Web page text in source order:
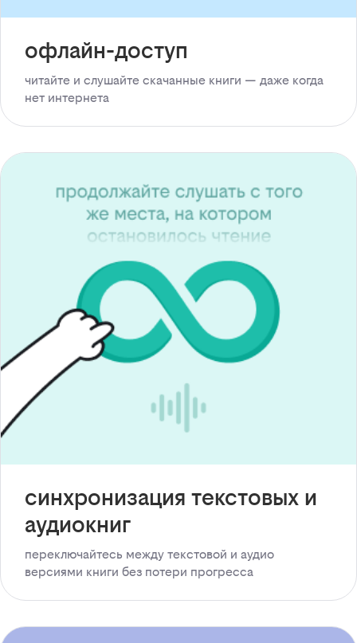
офлайн-доступ
читайте и слушайте скачанные книги — даже когда
нет интернета
синхронизация текстовых и
аудиокниг
переключайтесь между текстовой и аудио
версиями книги без потери прогресса